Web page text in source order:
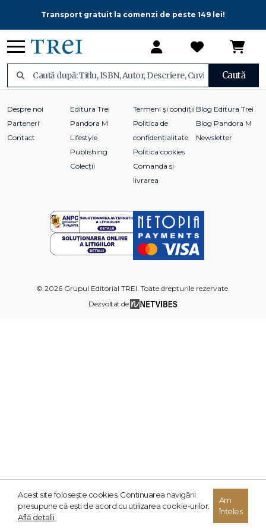
Transport gratuit la comenzi de peste 149 lei!
Caută
Despre noi
Parteneri
Contact
Editura Trei
Pandora M
Lifestyle
Publishing
Colecții
Termeni și condiții
Politica de
confidențialitate
Politica cookies
Comanda si
livrarea
Blog Editura Trei
Blog Pandora M
Newsletter
© 2026 Grupul Editorial TREI. Toate drepturile rezervate.
Dezvoltat de:
Acest site foloseşte cookies. Continuarea navigării
presupune că eşti de acord cu utilizarea cookie-urilor.
Află detalii.
Am
înțeles